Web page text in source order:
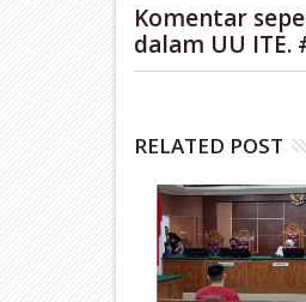
Komentar
dalam UU
RELATED POST